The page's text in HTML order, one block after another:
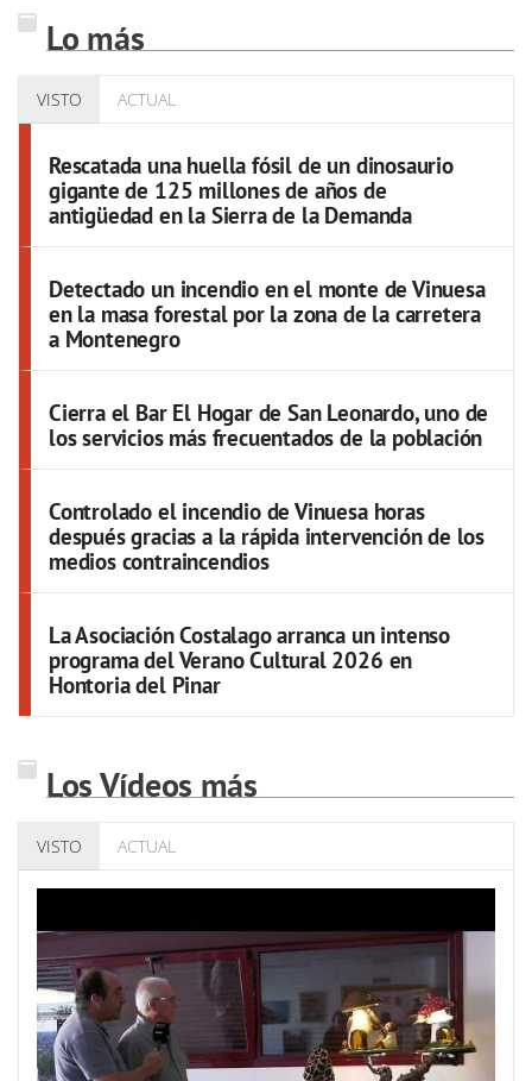
Lo más
VISTO ACTUAL
Rescatada una huella fósil de un dinosaurio
gigante de 125 millones de años de
antigüedad en la Sierra de la Demanda
Detectado un incendio en el monte de Vinuesa
en la masa forestal por la zona de la carretera
a Montenegro
Cierra el Bar El Hogar de San Leonardo, uno de
los servicios más frecuentados de la población
Controlado el incendio de Vinuesa horas
después gracias a la rápida intervención de los
medios contraincendios
La Asociación Costalago arranca un intenso
programa del Verano Cultural 2026 en
Hontoria del Pinar
Los Vídeos más
VISTO ACTUAL